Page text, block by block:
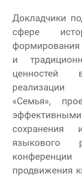
Докладчики
сфере
формирования
и
ценностей
реализации
«Семья»,
сохранения
языкового
продвижения